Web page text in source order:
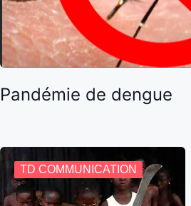
Pandémie de dengue
TD COMMUNICATION